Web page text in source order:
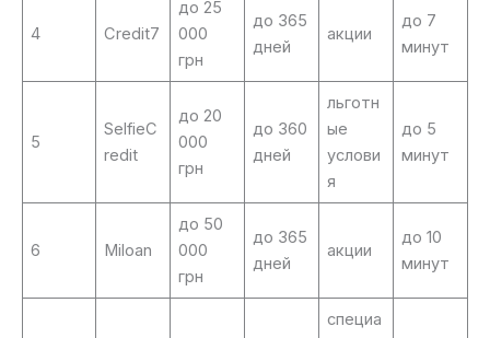
4 Credit7
до 25
000
грн
до 365
дней
акции
до 7
минут
5
SelfieC
redit
до 20
000
грн
до 360
дней
льготн
ые
услови
я
до 5
минут
6 Miloan
до 50
000
грн
до 365
дней
акции
до 10
минут
специа